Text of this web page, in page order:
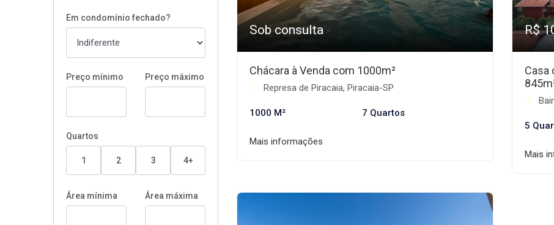
Em condomínio fechado?
Preço mínimo Preço máximo
Quartos
1 2 3 4+
Área mínima Área máxima
Sob consulta
Chácara à Venda com 1000m²
Represa de Piracaia, Piracaia-SP
1000 M² 7 Quartos
Mais informações
R$
Casa
5
Mais